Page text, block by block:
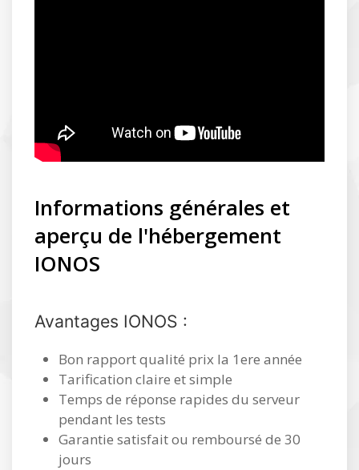
Informations générales et
aperçu de l'hébergement
IONOS
Avantages IONOS :
Bon rapport qualité prix la 1ere année
Tarification claire et simple
Temps de réponse rapides du serveur
pendant les tests
Garantie satisfait ou remboursé de 30
jours